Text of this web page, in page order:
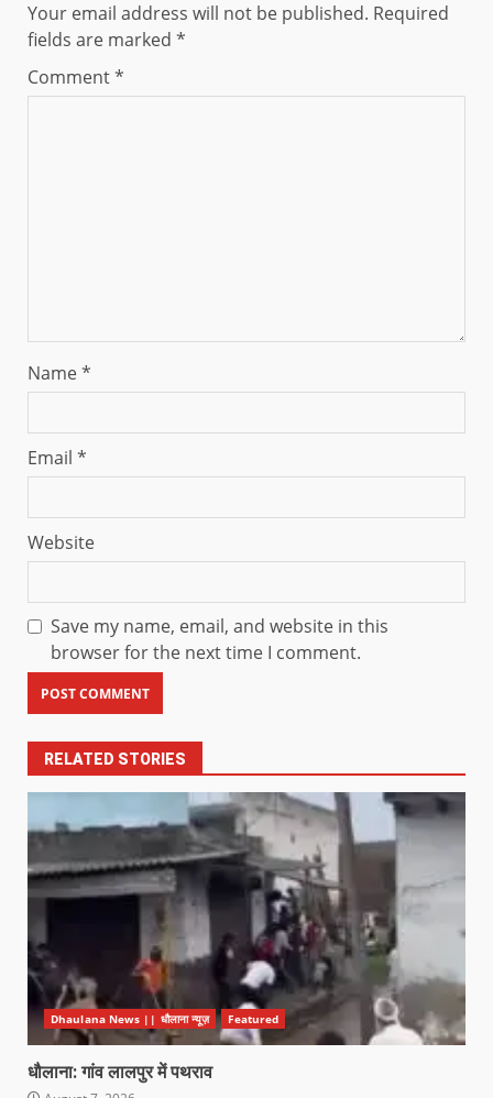
Your email address will not be published. Required
fields are marked *
Comment*
Name*
Email *
Website
Save my name, email, and website in this
browser for the next time I comment.
RELATED STORIES
Dhaulana News || धौलाना न्यूज़ Featured
धौलाना: गांव लालपुर में पथराव